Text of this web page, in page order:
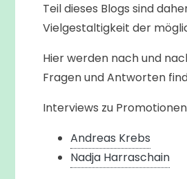
Teil dieses Blogs sind
Vielgestaltigkeit der
Hier werden nach und
Fragen und Antworten
Interviews zu
Andreas Krebs
Nadja Harraschain